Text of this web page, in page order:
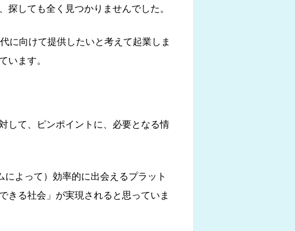
しても全く見つかりませんでした。
に向けて提供したいと考えて起業しま
ます。
して、ピンポイントに、必要となる情
よって）効率的に出会えるプラット
きる社会」が実現されると思っていま